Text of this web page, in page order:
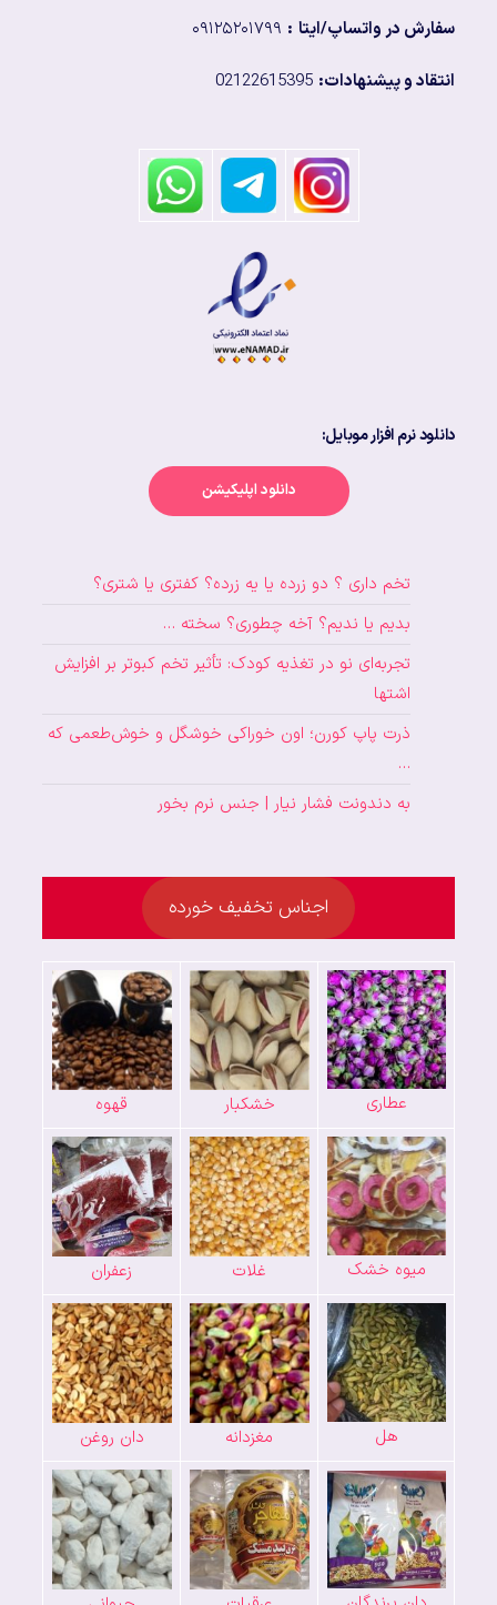
سفارش در واتساپ/ایتا :
انتقاد و پیشنهادات:
دانلود نرم افزار موبایل:
دانلود اپلیکیشن
تخم داری ؟ دو زرده یا یه زرده؟ کفتری یا شتری؟
بدیم یا ندیم؟ آخه چطوری؟ سخته …
تجربه‌ای نو در تغذیه کودک: تأثیر تخم کبوتر بر افزایش
اشتها
ذرت پاپ کورن؛ اون خوراکی خوشگل و خوش‌طعمی که
…
به دندونت فشار نیار | جنس نرم بخور
اجناس تخفیف خورده
عطاری خشکبار قهوه
میوه خشک غلات زعفران
هل مغزدانه دان روغن